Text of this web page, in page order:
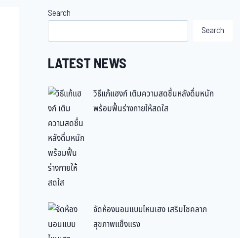
Search
Search
LATEST NEWS
วิธีแก้แฮงก์ เติมความสดชื่นหลังดื่มหนัก
พร้อมฟื้นร่างกายให้สดใส
จัดห้องนอนแบบไหนเฮง เสริมโชคลาภ
สุขภาพแข็งแรง